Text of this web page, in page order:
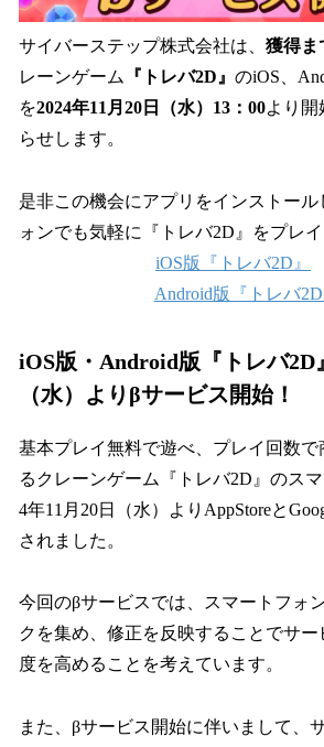
サイバーステップ株式会社は、 獲得ま
レーンゲーム
『トレバ2D』 のiOS、
を2024年11月20日（水）13：00より開
らせします。
是非この機会にアプリをインストール
ォンでも気軽に『トレバ2D』をプレ
iOS版『トレバ2D』
Android版『トレバ2D
iOS版・Android版『トレバ2D
（水）よりβサービス開始！
基本プレイ無料で遊べ、プレイ回数で
るクレーンゲーム『トレバ2D』のス
4年11月20日（水）よりAppStoreと
されました。
今回のβサービスでは、スマートフォ
クを集め、修正を反映することでサ
度を高めることを考えています。
また、βサービス開始に伴いまして、